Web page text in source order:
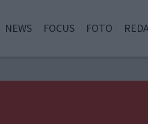
NEWS FOCUS FOTO